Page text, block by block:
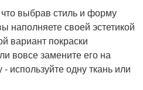
выбрав стиль и форму
наполняете своей эстетикой
вариант покраски
вовсе замените его на
используйте одну ткань или